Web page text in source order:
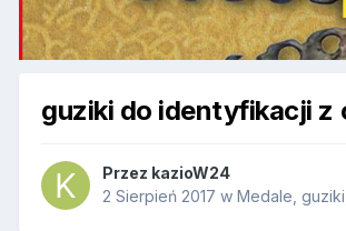
guziki do identyfikacji z
Przez kazioW24
2 Sierpień 2017 w Medale,